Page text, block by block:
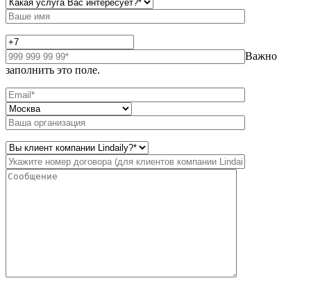
Важно
заполнить это поле.